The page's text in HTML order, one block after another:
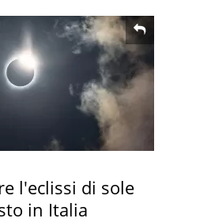
l'eclissi di sole
in Italia